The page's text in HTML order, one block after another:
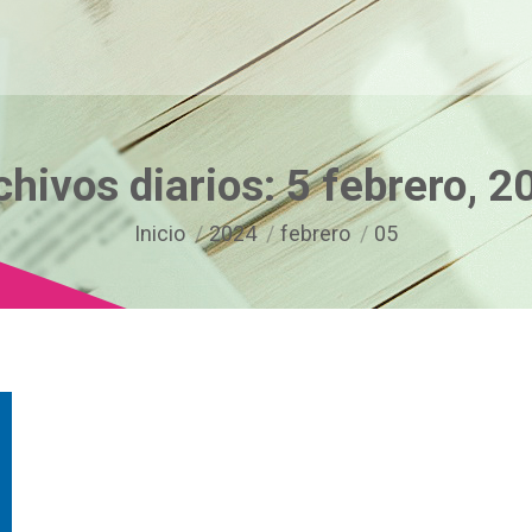
diarios:5 febrero,
Estás aquí:
Inicio 2024 febrero 05